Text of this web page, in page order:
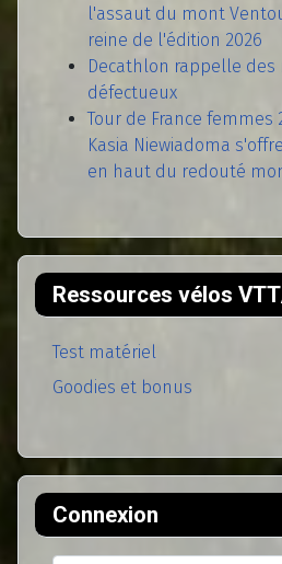
l'assaut du mont
reine de l'édition 2026
Decathlon rappelle
défectueux
Tour de France femmes
Kasia Niewiadoma
en haut du redouté
Ressources vélos
Test matériel
Goodies et bonus
Connexion